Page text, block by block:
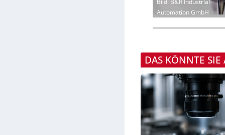
Bild: B&R Industrial
Automation GmbH
DAS KÖNNTE SIE